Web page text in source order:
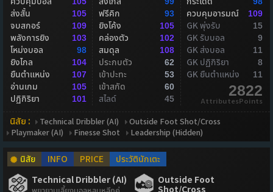
ส่งสั้น 105
จบสกอร์ 109
พลังการยิง 103
โหม่งบอล 98
ยิงไกล 104
ยืนตำแหน่ง 107
อ่านเกม 105
ปฏิกิริยา 101
ฟรีคิก 93
ยิงโค้ง 105
คล่องตัว 102
สมดุล 108
ประกบตัว 62
เข้าปะทะ 53
เข้าสกัด 60
สไลด์ 45
ควบคุมอารมณ์ 109
GK พุ่งรับ 15
GK รับบอล 9
GK ส่งบอล 11
GK ปฏิกิริยา 8
GK ยืนตำแหน่ง 11
2822
AttributesPoints
นิสัย : Technical Dribbler (AI)
Outside Foot Shot/Cross
Playmaker (AI)
Finesse Shot Leadership (Hidden)
นิสัย INFO PRICE
ประวัตินักเตะ
Technical Dribbler (AI)
พยายามเลี้ยงบอลหลบหลีกคู่
Outside Foot
Shot/Cross